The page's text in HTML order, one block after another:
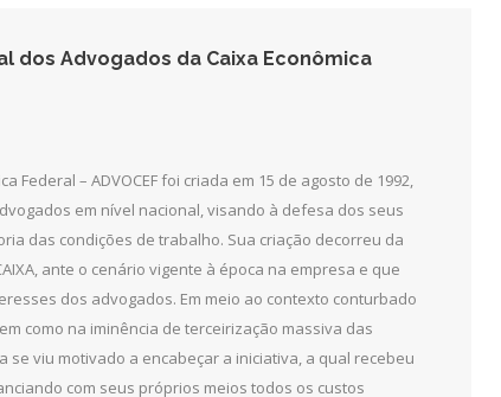
dos Advogados da Caixa Econômica
Federal – ADVOCEF foi criada em 15 de agosto de 1992,
em nível nacional, visando à defesa dos seus
das condições de trabalho. Sua criação decorreu da
ante o cenário vigente à época na empresa e que
dos advogados. Em meio ao contexto conturbado
como na iminência de terceirização massiva das
se viu motivado a encabeçar a iniciativa, a qual recebeu
com seus próprios meios todos os custos